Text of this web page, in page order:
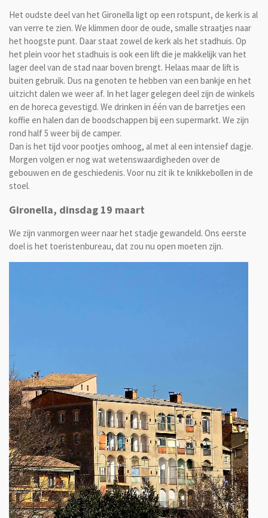
Het oudste deel van het Gironella ligt op een rotspunt, de kerk is al
van verre te zien. We klimmen door de oude, smalle straatjes naar
het hoogste punt. Daar staat zowel de kerk als het stadhuis. Op
het plein voor het stadhuis is ook een lift die je makkelijk van het
lager deel van de stad naar boven brengt. Helaas maar de lift is
buiten gebruik. Dus na genoten te hebben van een bankje en het
uitzicht dalen we weer af. In het lager gelegen deel zijn de winkels
en de horeca gevestigd. We drinken in één van de barretjes een
koffie en halen dan de boodschappen bij een supermarkt. We zijn
rond half 5 weer bij de camper.
Dan is het tijd voor pootjes omhoog, al met al een intensief dagje.
Morgen volgen er nog wat wetenswaardigheden over de
gebouwen en de geschiedenis. Voor nu zit ik te knikkebollen in de
stoel.
Gironella, dinsdag 19 maart
We zijn vanmorgen weer naar het stadje gewandeld. Ons eerste
doel is het toeristenbureau, dat zou nu open moeten zijn.